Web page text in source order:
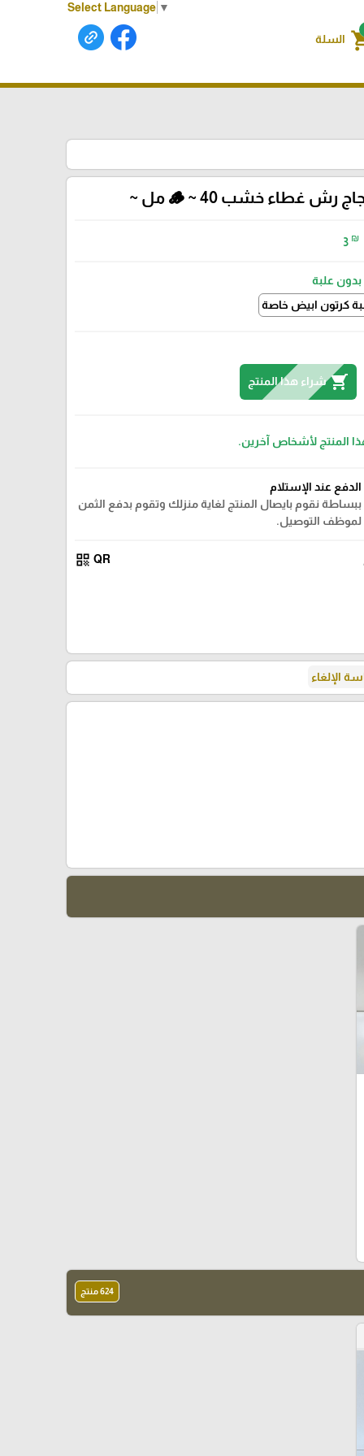
Select Language ▼
السلة
رش غطاء خشب 🪵 ~ 40 مل ~
3 ₪
بدون علبة
كرتون ابيض خاصة
shopping_cartشراء هذا المنتج
المنتج لأشخاص آخرين.
الدفع عند الإستلام
ببساطة نقوم بايصال المنتج لغاية منزلك وتقوم بدفع الثمن
لموظف التوصيل.
QR
qr_code
الإلغاء
624 منتج